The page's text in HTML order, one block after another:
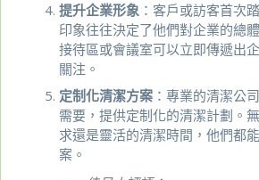
提升企業形象 ：客戶或訪客首次
印象往往決定了他們對企業的總
接待區或會議室可以立即傳遞出
關注。
定制化清潔方案 ：專業的清潔公
需要，提供定制化的清潔計劃。
求還是靈活的清潔時間，他們都
案。